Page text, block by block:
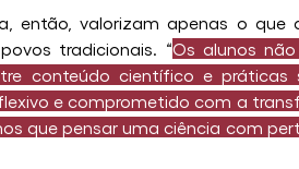
então, valorizam apenas o que
tradicionais. “Os alunos
conteúdo científico e
e comprometido com a
que pensar uma ciência com